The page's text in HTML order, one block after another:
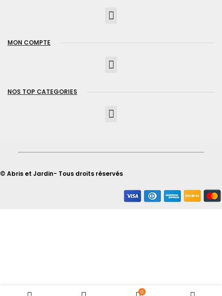
MON COMPTE
NOS TOP CATEGORIES
© Abris et Jardin- Tous droits réservés
0